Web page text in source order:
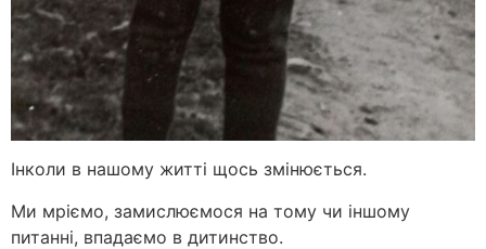
Інколи в нашому житті щось змінюється.
Ми мріємо, замислюємося на тому чи іншому
питанні, впадаємо в дитинство.